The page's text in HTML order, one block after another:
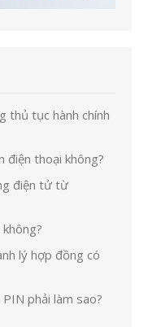
thủ tục hành chính
điện thoại không?
điện tử từ
lý hợp đồng có
phải làm sao?